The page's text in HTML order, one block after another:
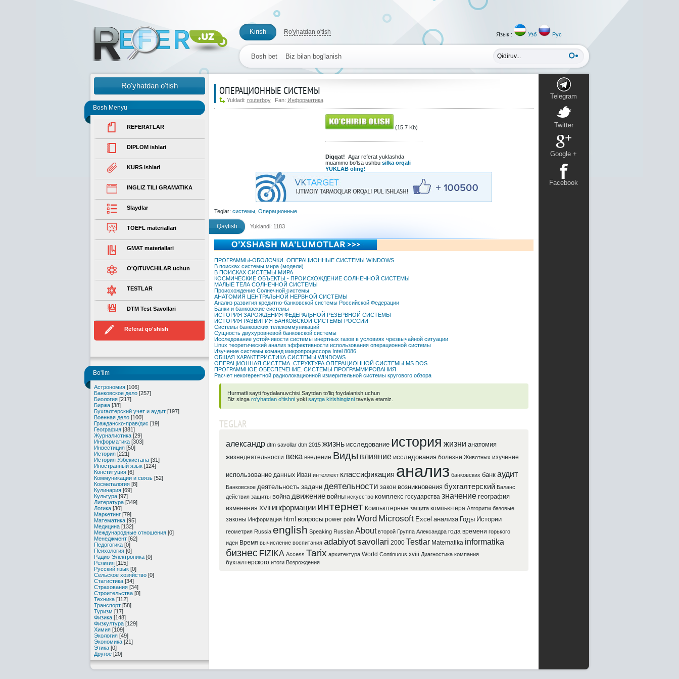
Kirish Ro'yhatdan o'tish Язык : Узб Рус
Bosh bet Biz bilan bog'lanish
Ro'yhatdan o'tish
Bosh Menyu
REFERATLAR
DIPLOM ishlari
KURS ishlari
INGLIZ TILI GRAMATIKA
Slaydlar
TOEFL materiallari
GMAT materiallari
O'QITUVCHILAR uchun
TESTLAR
DTM Test Savollari
Referat qo'shish
Bo'lim
Астрономия [106]
Банковское дело [257]
Биология [217]
Биржа [38]
Бухгалтерский учет и аудит [197]
Военная дело [100]
Гражданско-прав/дис [19]
География [381]
Журналистика [29]
Информатика [303]
Инвестиция [50]
История [221]
История Узбекистана [31]
Иностранный язык [124]
Конституция [6]
Коммуникации и связь [52]
Косметалогия [8]
Кулинария [69]
Культура [97]
Литература [349]
Логика [30]
Маркетинг [79]
Математика [95]
Медицина [132]
Международные отношения [0]
Менеджмент [62]
Педогогика [0]
Психология [0]
Радио-Электроника [0]
Религия [115]
Русский язык [0]
Сельское хозяйство [0]
Статистика [34]
Страхования [34]
Строительства [0]
Техника [112]
Транспорт [58]
Туризм [17]
Физика [148]
Физкултура [129]
Химия [109]
Экология [49]
Экономика [21]
Этика [0]
Другое [20]
Telegram
Twitter
Google +
Facebook
ОПЕРАЦИОННЫЕ СИСТЕМЫ
Yukladi: routerboy Fan: Информатика
(15.7 Kb)
Diqqat! Agar referat yuklashda
muammo bo'lsa ushbu silka orqali
YUKLAB oling!
Teglar: системы, Операционные
Qaytish Yuklandi: 1183
ПРОГРАММЫ-ОБОЛОЧКИ. ОПЕРАЦИОННЫЕ СИСТЕМЫ WINDOWS
В поисках системы мира (модели)
В ПОИСКАХ СИСТЕМЫ МИРА
КОСМИЧЕСКИЕ ОБЪЕКТЫ - ПРОИСХОЖДЕНИЕ СОЛНЕЧНОЙ СИСТЕМЫ
МАЛЫЕ ТЕЛА СОЛНЕЧНОЙ СИСТЕМЫ
Происхождение Солнечной системы
АНАТОМИЯ ЦЕНТРАЛЬНОЙ НЕРВНОЙ СИСТЕМЫ
Анализ развития кредитно-банковской системы Российской Федерации
Банки и банковские системы
ИСТОРИЯ ЗАРОЖДЕНИЯ ФЕДЕРАЛЬНОЙ РЕЗЕРВНОЙ СИСТЕМЫ
ИСТОРИЯ РАЗВИТИЯ БАНКОВСКОЙ СИСТЕМЫ РОССИИ
Системы банковских телекоммуникаций
Сущность двухуровневой банковской системы
Исследование устойчивости системы инертных газов в условиях чрезвычайной ситуации
Linux теоретический анализ эффективности использования операционной системы
Изучение системы команд микропроцессора Intel 8086
ОБЩАЯ ХАРАКТЕРИСТИКА СИСТЕМЫ WINDOWS
ОПЕРАЦИОННАЯ СИСТЕМА. СТРУКТУРА ОПЕРАЦИОННОЙ СИСТЕМЫ MS DOS
ПРОГРАММНОЕ ОБЕСПЕЧЕНИЕ. СИСТЕМЫ ПРОГРАММИРОВАНИЯ
Расчет некогерентной радиолокационной измерительной системы кругового обзора
Hurmatli sayti foydalanuvchisi.Saytdan to'liq foydalanish uchun
Biz sizga ro'yhatdan o'tishniyoki saytga kirishingiznitavsiya etamiz.
TEGLAR
александр dtm savollar dtm 2015 жизнь исследование история жизни анатомия
жизнедеятельности века введение Виды влияние исследования болезни Животных изучение
использование данных Иван интеллект классификация анализ банковских банк аудит
Банковское деятельность задачи деятельности закон возникновения бухгалтерский Баланс
действия защиты война движение войны искусство комплекс государства значение география
изменения XVII информации интернет Компьютерные защита компьютера Алгоритм базовые
законы Информация html вопросы power point Word Microsoft Excel анализа Годы Истории
геометрия Russia english Speaking Russian About второй Группа Александра года времени горького
идеи Время вычисление воспитания adabiyotsavollari 2000 Testlar Matematika informatika
бизнес FIZIKA Access Tarix архитектура World Continuous xviii Диагностика компания
бухгалтерского итоги Возрождения